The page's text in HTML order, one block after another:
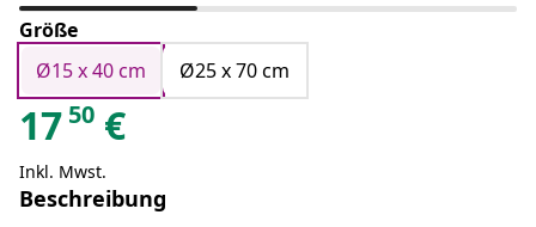
Größe
Ø15 x 40 cm
Ø25 x 70 cm
17 50 €
Inkl. Mwst.
Beschreibung